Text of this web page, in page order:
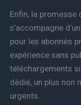
Enfin, la promesse
s’accompagne
pour les abonnés
expérience sans
téléchargements
dédié, un plus non
urgents.